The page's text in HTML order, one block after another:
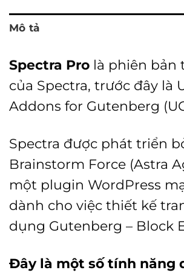
Mô tả
Spectra Pro là phiên bản
của Spectra, trước đây là
Addons for Gutenberg
Spectra được phát triển
Brainstorm Force (Astra
một plugin WordPress
dành cho việc thiết kế
dụng Gutenberg – Block
Đây là một số tính năng